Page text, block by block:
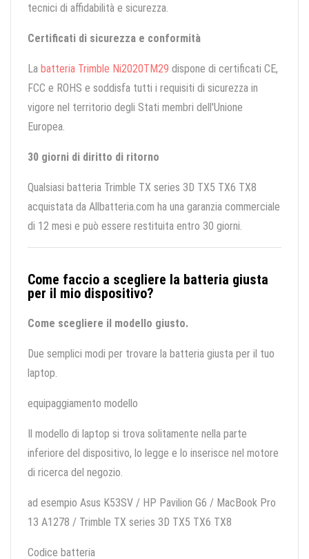
tecnici di affidabilità e sicurezza.
Certificati di sicurezza e conformità
La batteria Trimble Ni2020TM29 dispone di certificati CE,
FCC e ROHS e soddisfa tutti i requisiti di sicurezza in
vigore nel territorio degli Stati membri dell'Unione
Europea.
30 giorni di diritto di ritorno
Qualsiasi batteria Trimble TX series 3D TX5 TX6 TX8
acquistata da Allbatteria.com ha una garanzia commerciale
di 12 mesi e può essere restituita entro 30 giorni.
Come faccio a scegliere la batteria giusta
per il mio dispositivo?
Come scegliere il modello giusto.
Due semplici modi per trovare la batteria giusta per il tuo
laptop.
equipaggiamento modello
Il modello di laptop si trova solitamente nella parte
inferiore del dispositivo, lo legge e lo inserisce nel motore
di ricerca del negozio.
ad esempio Asus K53SV / HP Pavilion G6 / MacBook Pro
13 A1278 / Trimble TX series 3D TX5 TX6 TX8
Codice batteria